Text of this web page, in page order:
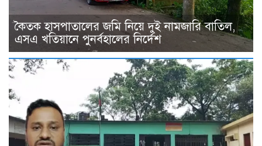
কৈতক হাসপাতালের জমি নিয়ে দুই নামজারি বাতিল,
এসএ খতিয়ানে পুনর্বহালের নির্দেশ